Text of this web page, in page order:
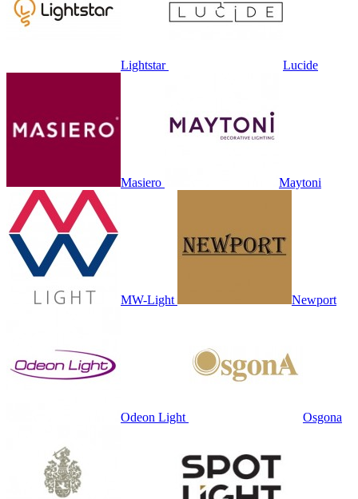
Lightstar Lucide
Masiero Maytoni
MW-Light Newport
Odeon Light Osgona